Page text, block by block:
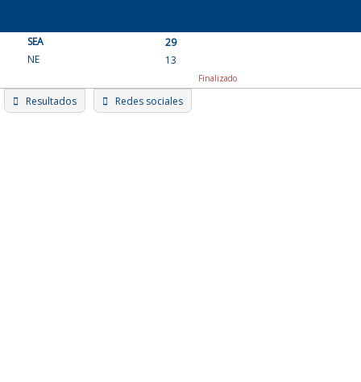
content
SEA
29
NE
13
Finalizado
Resultados Redes sociales